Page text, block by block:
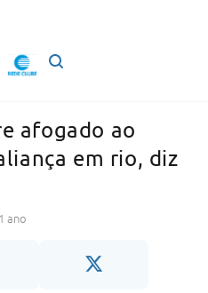
afogado ao
em rio, diz
ano